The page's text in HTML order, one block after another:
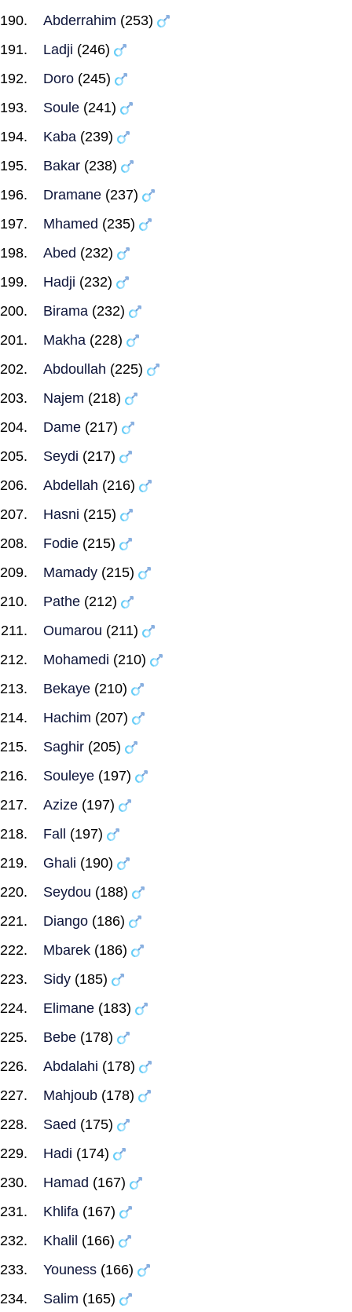
Abderrahim (253)
Ladji (246)
Doro (245)
Soule (241)
Kaba (239)
Bakar (238)
Dramane (237)
Mhamed (235)
Abed (232)
Hadji (232)
Birama (232)
Makha (228)
Abdoullah (225)
Najem (218)
Dame (217)
Seydi (217)
Abdellah (216)
Hasni (215)
Fodie (215)
Mamady (215)
Pathe (212)
Oumarou (211)
Mohamedi (210)
Bekaye (210)
Hachim (207)
Saghir (205)
Souleye (197)
Azize (197)
Fall
(197)
Ghali (190)
Seydou (188)
Diango (186)
Mbarek (186)
Sidy (185)
Elimane (183)
Bebe (178)
Abdalahi (178)
Mahjoub (178)
Saed (175)
Hadi (174)
Hamad (167)
Khlifa (167)
Khalil (166)
Youness (166)
Salim (165)